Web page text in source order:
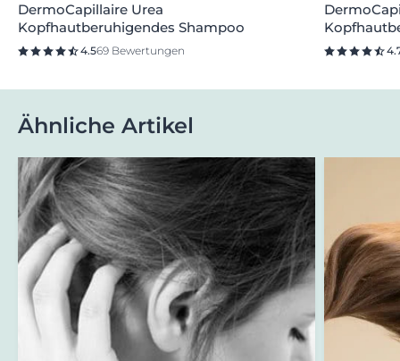
DermoCapillaire Urea
Kopfhautberuhigendes Shampoo
4.569 Bewertungen
Ähnliche Artikel